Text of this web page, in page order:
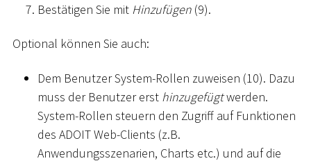
Bestätigen Sie mit Hinzufügen (9).
Optional können Sie auch:
Dem Benutzer System-Rollen zuweisen (10). Dazu
muss der Benutzer erst hinzugefügtwerden.
System-Rollen steuern den Zugriff auf Funktionen
des ADOIT Web-Clients (z.B.
Anwendungsszenarien, Charts etc.) und auf die